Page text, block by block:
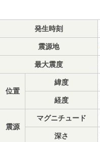
発生時刻
震源地
最大震度
位置
緯度
経度
震源
マグニチュード
深さ